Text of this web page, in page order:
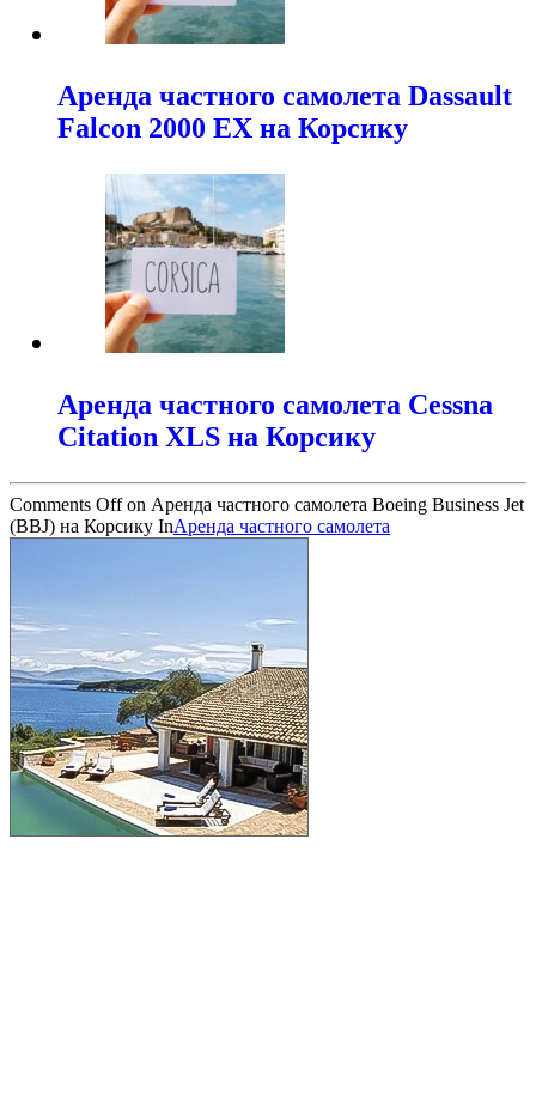
Аренда частного самолета Dassault
Falcon 2000 EX на Корсику
Аренда частного самолета Cessna
Citation XLS на Корсику
Comments Offon Аренда частного самолета Boeing Business Jet
(BBJ) на Корсику InАренда частного самолета